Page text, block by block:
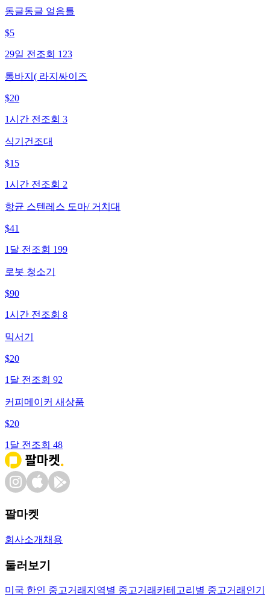
동글동글 얼음틀
$5
29일 전 조회 123
통바지( 라지싸이즈
$20
1시간 전 조회 3
식기건조대
$15
1시간 전 조회 2
항균 스텐레스 도마/ 거치대
$41
1달 전 조회 199
로봇 청소기
$90
1시간 전 조회 8
믹서기
$20
1달 전 조회 92
커피메이커 새상품
$20
1달 전 조회 48
팔마켓
회사소개 채용
둘러보기
미국 한인 중고거래 지역별 중고거래 카테고리별 중고거래 인기